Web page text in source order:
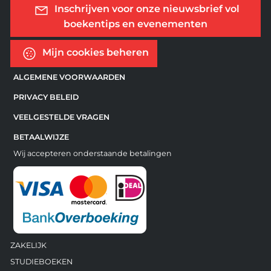
Inschrijven voor onze nieuwsbrief vol
boekentips en evenementen
Mijn cookies beheren
ALGEMENE VOORWAARDEN
PRIVACY BELEID
VEELGESTELDE VRAGEN
BETAALWIJZE
Wij accepteren onderstaande betalingen
ZAKELIJK
STUDIEBOEKEN